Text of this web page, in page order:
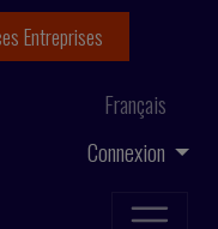
Connexion
Français
Entreprises